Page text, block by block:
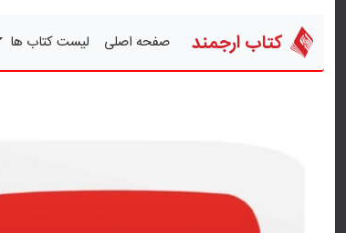
کتاب ارجمند صفحه اصلی لیست کتاب ها